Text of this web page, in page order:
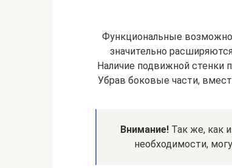
Функциональные
значительно
Наличие подвижной стенки
Убрав боковые части,
Внимание! Так же, как
необходимости,